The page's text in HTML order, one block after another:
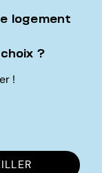
logement
?
!